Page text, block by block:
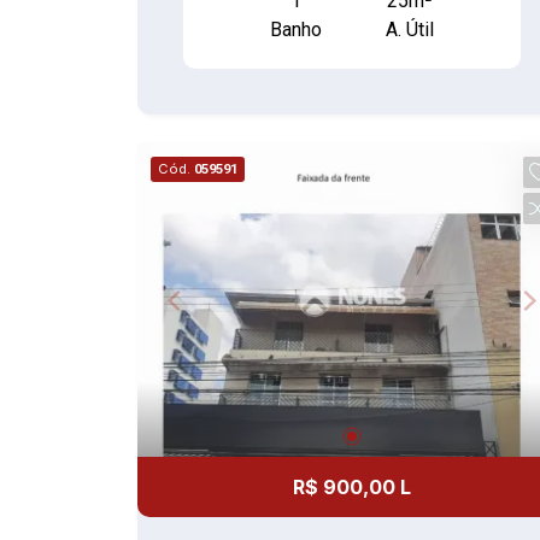
Banho
A. Útil
Cód. 059591
R$ 900,00 L